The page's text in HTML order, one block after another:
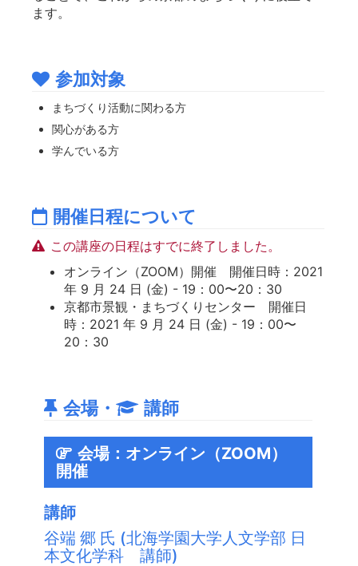
ます。
参加対象
まちづくり活動に関わる方
関心がある方
学んでいる方
開催日程について
この講座の日程はすでに終了しました。
オンライン（ZOOM）開催 開催日時：2021
年 9 月 24 日 (金) - 19：00〜20：30
京都市景観・まちづくりセンター 開催日
時：2021 年 9 月 24 日 (金) - 19：00〜
20：30
会場・ 講師
会場：オンライン（ZOOM）
開催
講師
谷端 郷 氏 (北海学園大学人文学部 日
本文化学科 講師)